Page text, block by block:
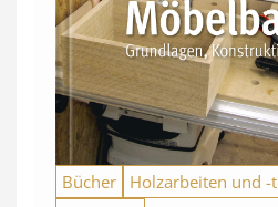
Bücher
Holzarbeiten und -